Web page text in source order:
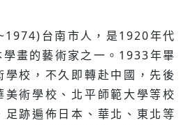
台南市人，是1920年代
畫的藝術家之一。1933年畢
學校，不久即轉赴中國，先後
美術學校、北平師範大學等校
足跡遍佈日本、華北、東北等